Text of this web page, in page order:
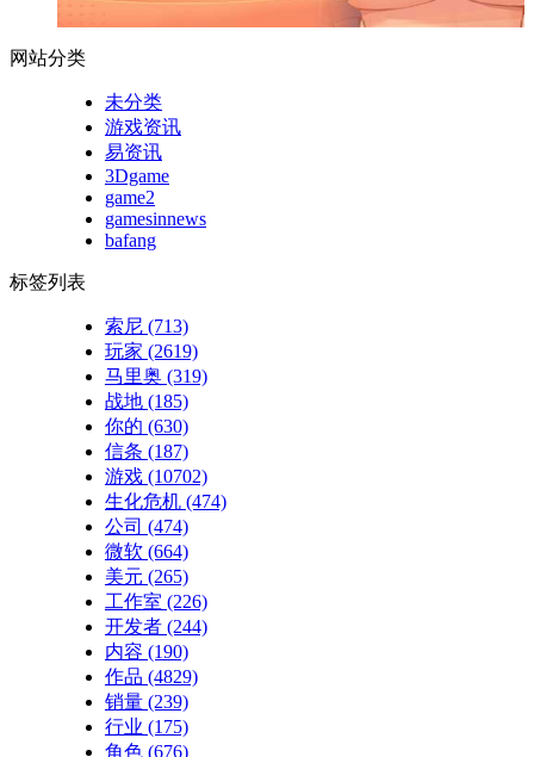
网站分类
未分类
游戏资讯
易资讯
3Dgame
game2
gamesinnews
bafang
标签列表
索尼 (713)
玩家 (2619)
马里奥 (319)
战地 (185)
你的 (630)
信条 (187)
游戏 (10702)
生化危机 (474)
公司 (474)
微软 (664)
美元 (265)
工作室 (226)
开发者 (244)
内容 (190)
作品 (4829)
销量 (239)
行业 (175)
角色 (676)